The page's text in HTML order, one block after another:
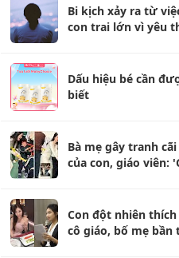
Bi kịch xảy ra từ
con trai lớn vì yêu
Dấu hiệu bé cần
biết
Bà mẹ gây tranh
của con, giáo viên:
Con đột nhiên
cô giáo, bố mẹ bần